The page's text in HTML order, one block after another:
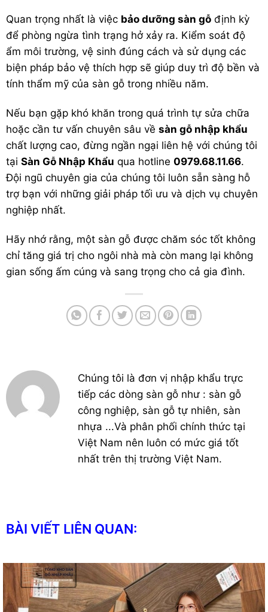
Quan trọng nhất là việc bảo dưỡng sàn gỗ định kỳ
để phòng ngừa tình trạng hở xảy ra. Kiểm soát độ
ẩm môi trường, vệ sinh đúng cách và sử dụng các
biện pháp bảo vệ thích hợp sẽ giúp duy trì độ bền và
tính thẩm mỹ của sàn gỗ trong nhiều năm.
Nếu bạn gặp khó khăn trong quá trình tự sửa chữa
hoặc cần tư vấn chuyên sâu về sàn gỗ nhập khẩu
chất lượng cao, đừng ngần ngại liên hệ với chúng tôi
tại Sàn Gỗ Nhập Khẩu qua hotline 0979.68.11.66.
Đội ngũ chuyên gia của chúng tôi luôn sẵn sàng hỗ
trợ bạn với những giải pháp tối ưu và dịch vụ chuyên
nghiệp nhất.
Hãy nhớ rằng, một sàn gỗ được chăm sóc tốt không
chỉ tăng giá trị cho ngôi nhà mà còn mang lại không
gian sống ấm cúng và sang trọng cho cả gia đình.
Chúng tôi là đơn vị nhập khẩu trực
tiếp các dòng sàn gỗ như : sàn gỗ
công nghiệp, sàn gỗ tự nhiên, sàn
nhựa ...Và phân phối chính thức tại
Việt Nam nên luôn có mức giá tốt
nhất trên thị trường Việt Nam.
BÀI VIẾT LIÊN QUAN: